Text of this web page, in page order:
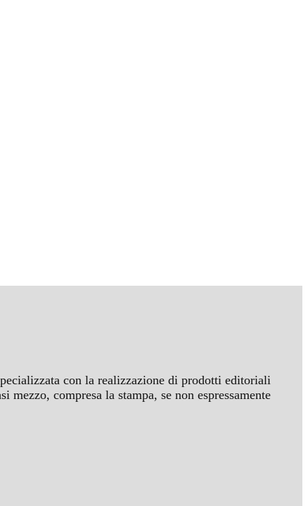
con la realizzazione di prodotti editoriali
compresa la stampa, se non espressamente